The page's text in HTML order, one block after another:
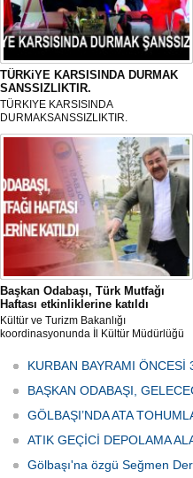
TÜRKiYE KARSISINDA DURMAK
SANSSIZLIKTIR.
TÜRKIYE KARSISINDA
DURMAKSANSSIZLIKTIR.
Başkan Odabaşı, Türk Mutfağı
Haftası etkinliklerine katıldı
Kültür ve Turizm Bakanlığı
koordinasyonunda İl Kültür Müdürlüğü
Haftası" etkinlikleri Ankara'da devam
ediyor.
KURBAN BAYRAMI
BAŞKAN ODABAŞI,
GÖLBAŞI’NDA ATA
ATIK GEÇİCİ DEPOLAMA
Gölbaşı'na özgü Seğmen